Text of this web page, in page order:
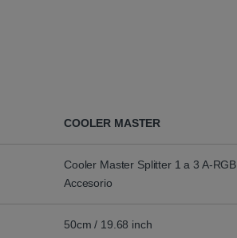
COOLER MASTER
Cooler Master Splitter 1 a 3 A-
Accesorio
50cm / 19.68 inch